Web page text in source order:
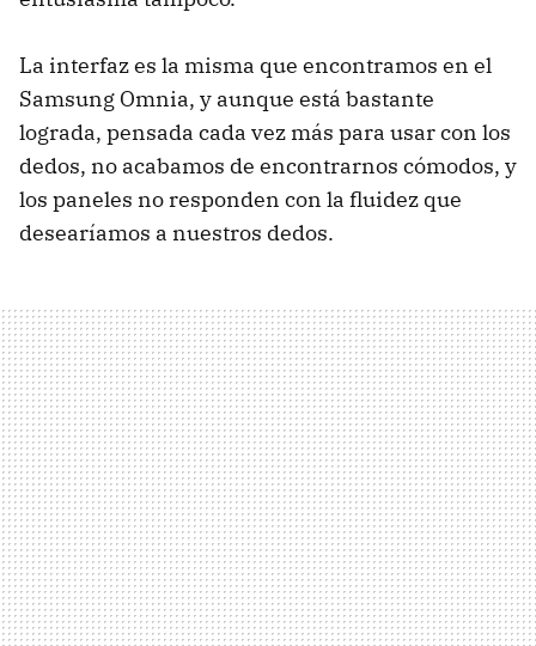
La interfaz es la misma que encontramos en el
Samsung Omnia, y aunque está bastante
lograda, pensada cada vez más para usar con los
dedos, no acabamos de encontrarnos cómodos, y
los paneles no responden con la fluidez que
desearíamos a nuestros dedos.